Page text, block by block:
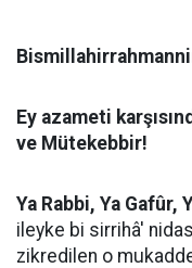
Ey azameti
ve Mütekebbir!
Ya Rabbi, Ya Gafûr,
ileyke bi sirrihâ'
zikredilen o